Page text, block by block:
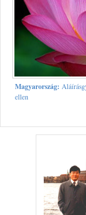
Magyarország:
ellen